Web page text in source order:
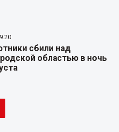
сбили над
областью в ночь